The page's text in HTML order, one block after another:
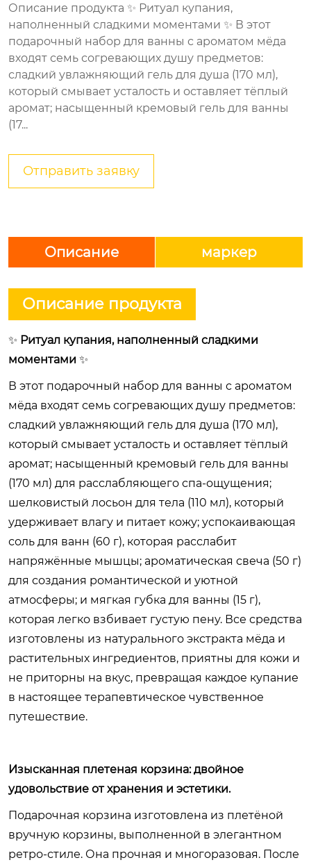
Описание продукта ✨ Ритуал купания,
наполненный сладкими моментами ✨ В этот
подарочный набор для ванны с ароматом мёда
входят семь согревающих душу предметов:
сладкий увлажняющий гель для душа (170 мл),
который смывает усталость и оставляет тёплый
аромат; насыщенный кремовый гель для ванны
(17...
Отправить заявку
Описание маркер
Описание продукта
✨ Ритуал купания, наполненный сладкими
моментами ✨
В этот подарочный набор для ванны с ароматом
мёда входят семь согревающих душу предметов:
сладкий увлажняющий гель для душа (170 мл),
который смывает усталость и оставляет тёплый
аромат; насыщенный кремовый гель для ванны
(170 мл) для расслабляющего спа-ощущения;
шелковистый лосьон для тела (110 мл), который
удерживает влагу и питает кожу; успокаивающая
соль для ванн (60 г), которая расслабит
напряжённые мышцы; ароматическая свеча (50 г)
для создания романтической и уютной
атмосферы; и мягкая губка для ванны (15 г),
которая легко взбивает густую пену. Все средства
изготовлены из натурального экстракта мёда и
растительных ингредиентов, приятны для кожи и
не приторны на вкус, превращая каждое купание
в настоящее терапевтическое чувственное
путешествие.
Изысканная плетеная корзина: двойное
удовольствие от хранения и эстетики.
Подарочная корзина изготовлена из плетёной
вручную корзины, выполненной в элегантном
ретро-стиле. Она прочная и многоразовая. После